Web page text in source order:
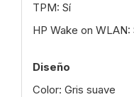
TPM: Sí
HP Wake on WLAN:
Diseño
Color: Gris suave